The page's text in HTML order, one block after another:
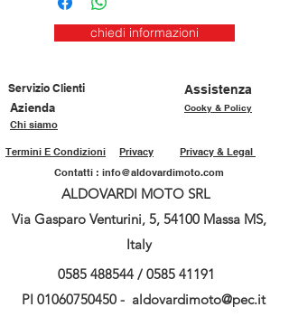
chiedi informazioni
Servizio Clienti
Assistenza
Azienda
Cooky & Policy
Chi siamo
Privacy & Legal
Privacy
Termini E Condizioni
Contatti : info@aldovardimoto.com
ALDOVARDI MOTO SRL
Via Gasparo Venturini, 5, 54100 Massa MS,
Italy
0585 488544 / 0585 41191
PI 01060750450 - aldovardimoto@pec.it